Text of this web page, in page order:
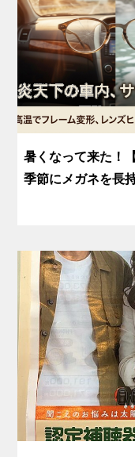
暑くなって来た！
季節にメガネを長